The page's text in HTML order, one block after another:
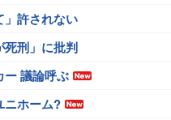
」許されない
死刑」に批判
ー 議論呼ぶ
ニホーム?